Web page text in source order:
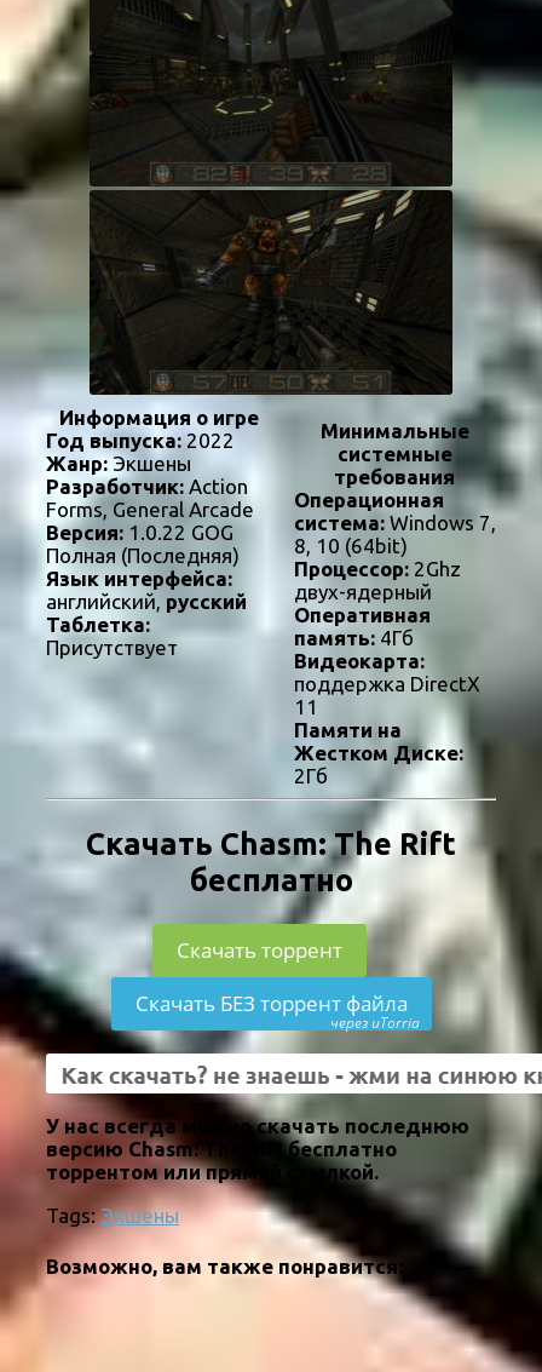
Информация о игре
Год выпуска: 2022
Жанр: Экшены
Разработчик: Action
Forms, General Arcade
Версия: 1.0.22 GOG
Полная (Последняя)
Язык интерфейса:
английский, русский
Таблетка:
Присутствует
Минимальные
системные
требования
Операционная
система:Windows 7,
8, 10 (64bit)
Процессор:2Ghz
двух-ядерный
Оперативная
память:4Гб
Видеокарта:
поддержка DirectX
11
Памяти на
Жестком Диске:
2Гб
Скачать Chasm: The Rift
бесплатно
Скачать торрент
Скачать БЕЗ торрент файла
через uTorria
У нас всегда можно скачать последнюю
версию Chasm: The Rift бесплатно
торрентом или прямой ссылкой.
Tags: Экшены
Возможно, вам также понравится: